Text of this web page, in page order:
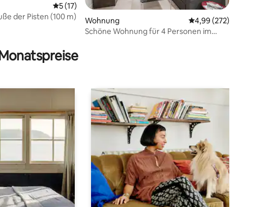
von 5, 125 Bewertungen
Durchschnittliche Bewertung: 5 von 5, 17 Bewertungen
5 (17)
der Pisten (100 m)
Wohnung Durchschnittliche
4,99 (272)
Schöne Wohnung für 4 Personen im